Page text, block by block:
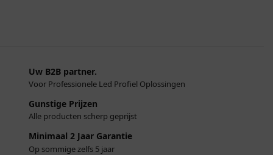
Uw B2B partner.
Voor Professionele Led Profiel Oplossingen
Gunstige Prijzen
Alle producten scherp geprijst
Minimaal 2 Jaar Garantie
Op sommige zelfs 5 jaar